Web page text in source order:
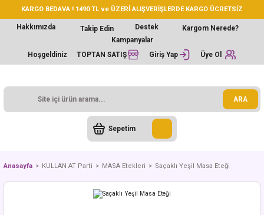
KARGO BEDAVA ! 1490 TL ve ÜZERİ ALIŞVERİŞLERDE KARGO ÜCRETSİZ
Hakkımızda Takip Edin Destek
Kargom Nerede?
Kampanyalar
Hoşgeldiniz
TOPTAN SATIŞ Giriş Yap Üye Ol
ARA
Sepetim
Anasayfa KULLAN AT Parti MASA Etekleri Saçaklı Yeşil Masa Eteği